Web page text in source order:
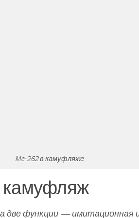
Me-262 в камуфляже
камуфляж
две функции — имитационная